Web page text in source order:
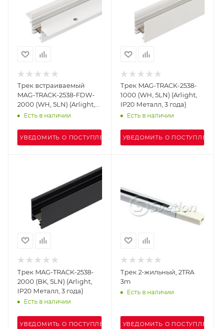
Трек встраиваемый
MAG-TRACK-2538-FDW-
2000 (WH, 5LN) (Arlight,
IP20 Металл, 3 года)
Есть в наличии
УВЕДОМИТЬ О ПОСТУПЛЕНИИ
Трек MAG-TRACK-2538-
1000 (WH, 5LN) (Arlight,
IP20 Металл, 3 года)
Есть в наличии
УВЕДОМИТЬ О ПОСТУПЛЕНИИ
Трек MAG-TRACK-2538-
2000 (BK, 5LN) (Arlight,
IP20 Металл, 3 года)
Есть в наличии
УВЕДОМИТЬ О ПОСТУПЛЕНИИ
Трек 2-жильный, 2TRA
3m
Есть в наличии
УВЕДОМИТЬ О ПОСТУПЛЕНИИ